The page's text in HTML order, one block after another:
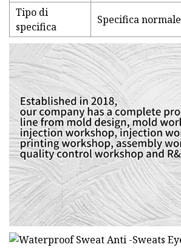
Tipo di
specifica
Specifica normale